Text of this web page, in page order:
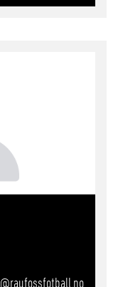
@raufossfotball.no